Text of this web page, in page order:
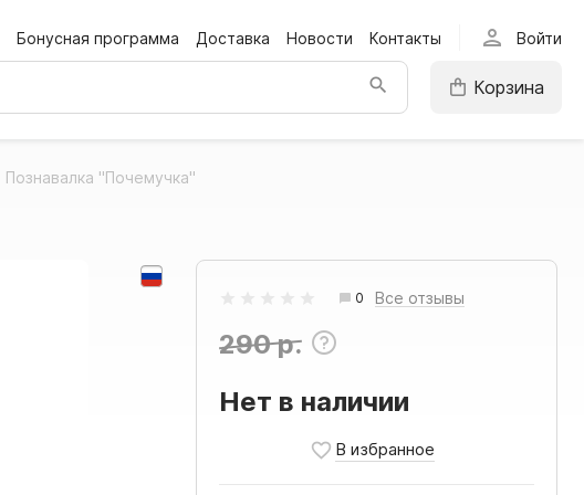
Бонусная программа Доставка Новости Контакты person Войти
Корзина
Познавалка "Почемучка"
0 Все отзывы
290 р.
Нет в наличии